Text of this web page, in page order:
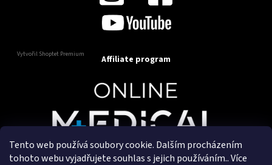
Tento web používá soubory cookie. Dalším procházením
tohoto webu vyjadřujete souhlas s jejich používáním.. Více
Vytvořil Shoptet Premium Affiliate program
Copyright 2025OnlineMedical.cz. Všechna práva